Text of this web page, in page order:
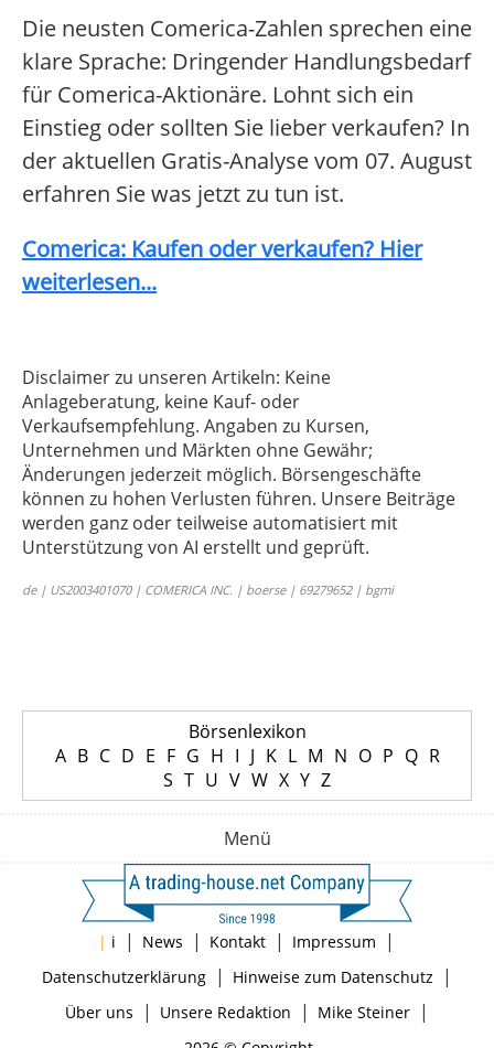
Die neusten Comerica-Zahlen sprechen eine
klare Sprache: Dringender Handlungsbedarf
für Comerica-Aktionäre. Lohnt sich ein
Einstieg oder sollten Sie lieber verkaufen? In
der aktuellen Gratis-Analyse vom 07. August
erfahren Sie was jetzt zu tun ist.
Comerica: Kaufen oder verkaufen? Hier
weiterlesen...
Disclaimer zu unseren Artikeln: Keine
Anlageberatung, keine Kauf- oder
Verkaufsempfehlung. Angaben zu Kursen,
Unternehmen und Märkten ohne Gewähr;
Änderungen jederzeit möglich. Börsengeschäfte
können zu hohen Verlusten führen. Unsere Beiträge
werden ganz oder teilweise automatisiert mit
Unterstützung von AI erstellt und geprüft.
de | US2003401070 | COMERICA INC. | boerse | 69279652 | bgmi
Börsenlexikon
A B C D E F G H I J K L M N O P Q R
S T U V W X Y Z
Menü
| i | News | Kontakt | Impressum |
Datenschutzerklärung| Hinweise zum Datenschutz |
Über uns | Unsere Redaktion | Mike Steiner|